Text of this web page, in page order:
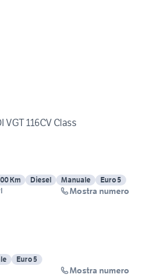
VGT 116CV Class
Km Diesel Manuale
Euro 5
Mostra numero
Euro 5
Mostra numero